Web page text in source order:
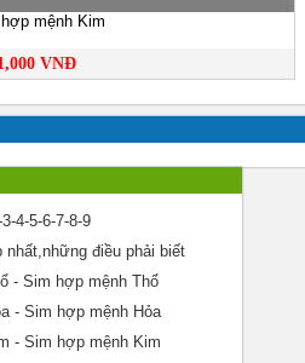
mệnh Kim
VNĐ
4-5-6-7-8-9
điều phải biết
- Sim hợp mệnh Thổ
- Sim hợp mệnh Hỏa
- Sim hợp mệnh Kim